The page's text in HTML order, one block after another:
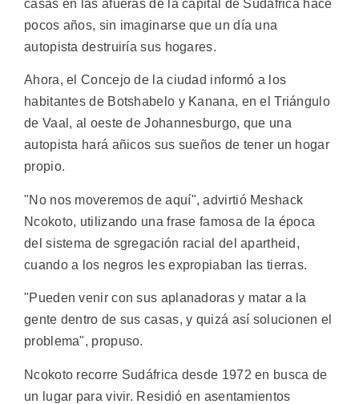
casas en las afueras de la capital de Sudáfrica hace
pocos años, sin imaginarse que un día una
autopista destruiría sus hogares.
Ahora, el Concejo de la ciudad informó a los
habitantes de Botshabelo y Kanana, en el Triángulo
de Vaal, al oeste de Johannesburgo, que una
autopista hará añicos sus sueños de tener un hogar
propio.
"No nos moveremos de aquí", advirtió Meshack
Ncokoto, utilizando una frase famosa de la época
del sistema de sgregación racial del apartheid,
cuando a los negros les expropiaban las tierras.
"Pueden venir con sus aplanadoras y matar a la
gente dentro de sus casas, y quizá así solucionen el
problema", propuso.
Ncokoto recorre Sudáfrica desde 1972 en busca de
un lugar para vivir. Residió en asentamientos